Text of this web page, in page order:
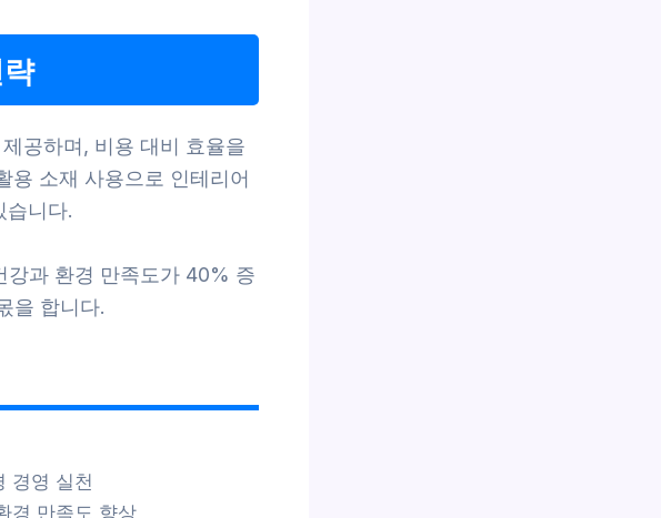
공하며, 비용 대비 효율을
용 소재 사용으로 인테리어
습니다.
강과 환경 만족도가 40% 증
을 합니다.
경영 실천
경 만족도 향상